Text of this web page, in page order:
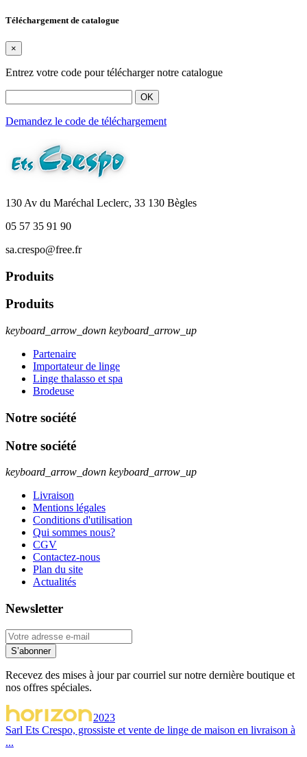
Téléchargement de catalogue
×
Entrez votre code pour télécharger notre catalogue
OK
Demandez le code de téléchargement
130 Av du Maréchal Leclerc, 33 130 Bègles
05 57 35 91 90
sa.crespo@free.fr
Produits
Produits
keyboard_arrow_down keyboard_arrow_up
Partenaire
Importateur de linge
Linge thalasso et spa
Brodeuse
Notre société
Notre société
keyboard_arrow_down keyboard_arrow_up
Livraison
Mentions légales
Conditions d'utilisation
Qui sommes nous?
CGV
Contactez-nous
Plan du site
Actualités
Newsletter
S’abonner
Recevez des mises à jour par courriel sur notre dernière boutique et
nos offres spéciales.
2023
Sarl Ets Crespo, grossiste et vente de linge de maison en livraison à
...